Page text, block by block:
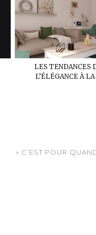
LES TENDANCES
L’ÉLÉGANCE À
« C’EST POUR